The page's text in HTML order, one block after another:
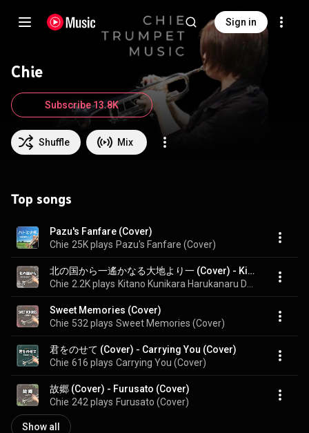
Sign in
Chie
Shuffle Mix
Subscribe 13.8K
Top songs
Pazu's Fanfare (Cover)
Chie 25K plays Pazu's Fanfare (Cover)
北の国から一遙かなる大地より一 (Cover) - Kitano Kunikara Harukanaru Daichiyori (Cover)
Chie 2.2K plays
Sweet Memories (Cover)
Chie 532 plays Sweet Memories (Cover)
君をのせて (Cover) - Carrying You (Cover)
Chie 616 plays Carrying You (Cover)
故郷 (Cover) - Furusato (Cover)
Chie 242 plays Furusato (Cover)
Show all